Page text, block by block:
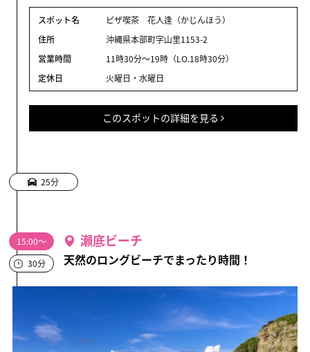
スポット名
ピザ喫茶 花人逢（かじんほう）
住所
沖縄県本部町字山里1153-2
営業時間
11時30分～19時（LO.18時30分）
定休日
火曜日・水曜日
このスポットの詳細を見る
25分
15:00～
30分
瀬底ビーチ
天然のロングビーチでまったり時間！